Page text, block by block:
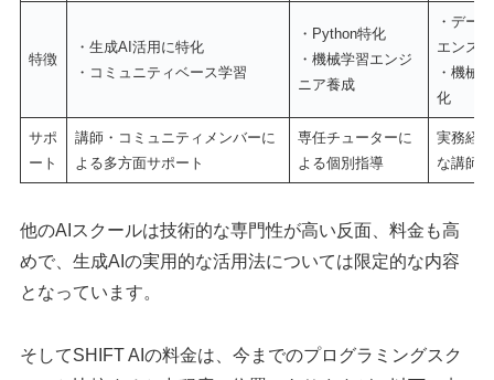
特徴
・生成AI活用に特化
・コミュニティベース学習
・Python特化
・機械学習エンジ
ニア養成
・デー
エンス
・機械
化
サポ
ート
講師・コミュニティメンバーに
よる多方面サポート
専任チューターに
よる個別指導
実務経
な講師陣
他のAIスクールは技術的な専門性が高い反面、料金も高
めで、生成AIの実用的な活用法については限定的な内容
となっています。
そしてSHIFT AIの料金は、今までのプログラミングスク